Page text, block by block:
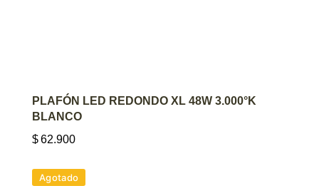
AGREGAR AL CARRITO
PLAFÓN LED REDONDO XL 48W 3.000°K
BLANCO
$62.900
Agotado